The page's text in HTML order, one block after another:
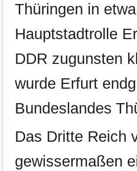
Thüringen in
Hauptstadtrolle
DDR zugunsten
wurde Erfurt
Bundeslandes
Das Dritte Reich
gewissermaßen